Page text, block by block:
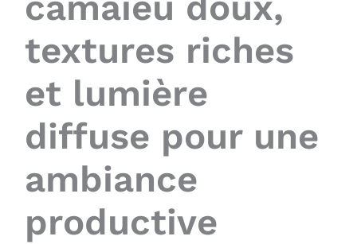
textures riches
et lumière
diffuse pour une
ambiance
productive